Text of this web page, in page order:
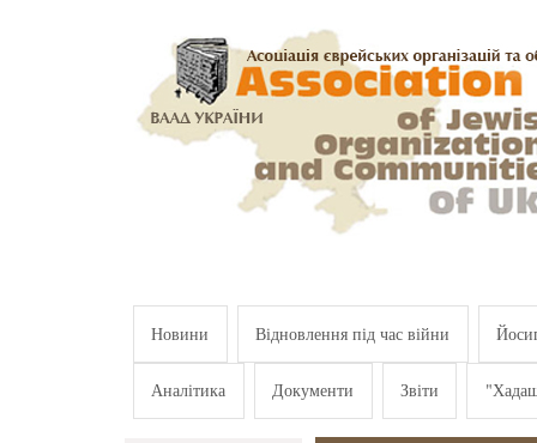
Новини Відновлення під час війни
Аналітика Документи Звіти